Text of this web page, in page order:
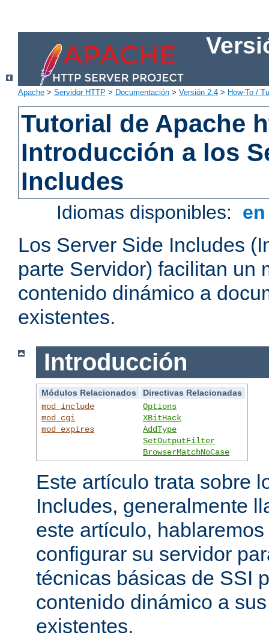
Apache > Servidor HTTP > Documentación > Versión 2.4 > How-To /
Tutorial de Apache
Introducción a los
Includes
Idiomas disponibles:
Los Server Side Includes
parte Servidor) facilitan un
contenido dinámico a
existentes.
Introducción
Módulos Relacionados
Directivas Relacionadas
mod_include
mod_cgi
mod_expires
Options
XBitHack
AddType
SetOutputFilter
BrowserMatchNoCase
Este artículo trata sobre
Includes, generalmente
este artículo,
configurar su servidor
técnicas básicas de SSI
contenido dinámico a
existentes.